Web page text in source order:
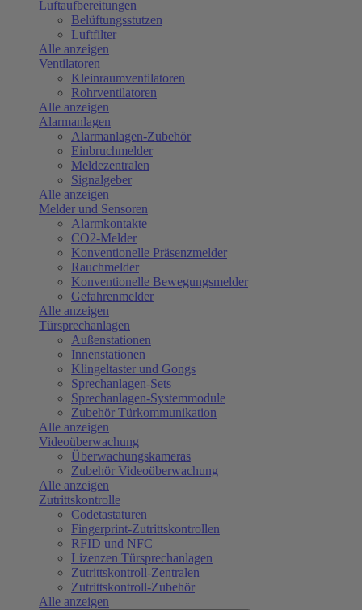
Luftaufbereitungen
Belüftungsstutzen
Luftfilter
Alle anzeigen
Ventilatoren
Kleinraumventilatoren
Rohrventilatoren
Alle anzeigen
Alarmanlagen
Alarmanlagen-Zubehör
Einbruchmelder
Meldezentralen
Signalgeber
Alle anzeigen
Melder und Sensoren
Alarmkontakte
CO2-Melder
Konventionelle Präsenzmelder
Rauchmelder
Konventionelle Bewegungsmelder
Gefahrenmelder
Alle anzeigen
Türsprechanlagen
Außenstationen
Innenstationen
Klingeltaster und Gongs
Sprechanlagen-Sets
Sprechanlagen-Systemmodule
Zubehör Türkommunikation
Alle anzeigen
Videoüberwachung
Überwachungskameras
Zubehör Videoüberwachung
Alle anzeigen
Zutrittskontrolle
Codetastaturen
Fingerprint-Zutrittskontrollen
RFID und NFC
Lizenzen Türsprechanlagen
Zutrittskontroll-Zentralen
Zutrittskontroll-Zubehör
Alle anzeigen